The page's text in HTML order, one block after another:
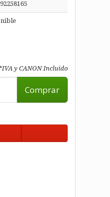
y CANON Incluido
Comprar